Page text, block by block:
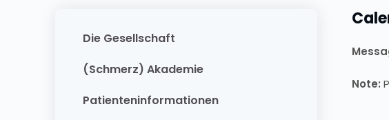
Die Gesellschaft
(Schmerz) Akademie
Patienteninformationen
Note: